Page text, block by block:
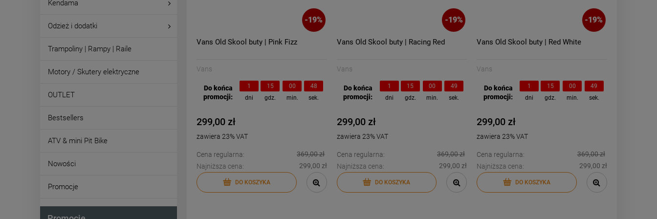
Kendama
Odzież i dodatki
Trampoliny | Rampy | Raile
Motory / Skutery elektryczne
OUTLET
Bestsellers
ATV & mini Pit Bike
Nowości
Promocje
-19%
Vans Old Skool buty | Pink Fizz
Vans
Do końca
promocji:
1
dni
15
gdz.
00
min.
47
sek.
299,00 zł
zawiera 23% VAT
Cena regularna:
369,00 zł
Najniższa cena:
299,00 zł
DO KOSZYKA
-19%
Vans Old Skool buty | Racing Red
Vans
Do końca
promocji:
1
dni
15
gdz.
00
min.
48
sek.
299,00 zł
zawiera 23% VAT
Cena regularna:
369,00 zł
Najniższa cena:
299,00 zł
DO KOSZYKA
-19%
Vans Old Skool buty | Red White
Vans
Do końca
promocji:
1
dni
15
gdz.
00
min.
48
sek.
299,00 zł
zawiera 23% VAT
Cena regularna:
369,00 zł
Najniższa cena:
299,00 zł
DO KOSZYKA